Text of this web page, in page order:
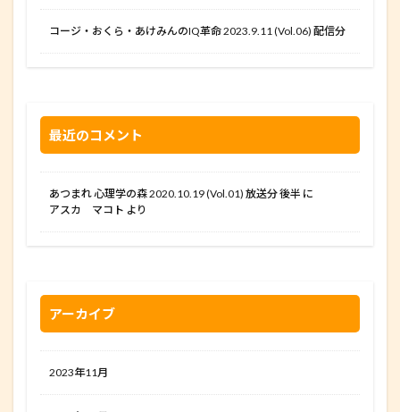
コージ・おくら・あけみんのIQ革命 2023.9.11 (Vol.06) 配信分
最近のコメント
あつまれ 心理学の森 2020.10.19 (Vol.01) 放送分 後半 に
アスカ マコト より
アーカイブ
2023年11月